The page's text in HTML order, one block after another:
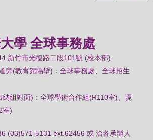
學 全球事務處
新竹市光復路二段101號 (校本部)
旁(教育館隔壁)：全球事務處、全球招生
組對面)：全球學術合作組(R110室)、境
室)
(03)571-5131 ext.62456 或 洽各承辦人